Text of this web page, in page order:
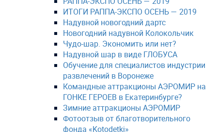
ИТОГИ РАППА-ЭКСПО ОСЕНЬ — 2019
Надувной новогодний дартс
Новогодний надувной Колокольчик
Чудо-шар. Экономить или нет?
Надувной шар в виде ГЛОБУСА
Обучение для специалистов индустрии
развлечений в Воронеже
Командные аттракционы АЭРОМИР на
ГОНКЕ ГЕРОЕВ в Екатеринбурге?
Зимние аттракционы АЭРОМИР
Фотоотзыв от благотворительного
фонда «Kotodetki»